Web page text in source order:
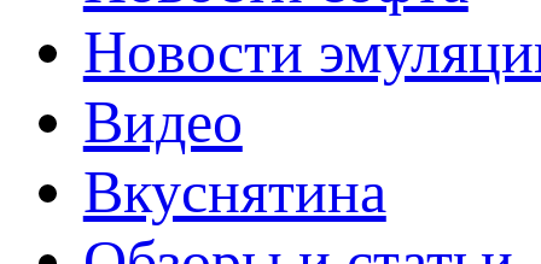
Новости
Видео
Вкуснятина